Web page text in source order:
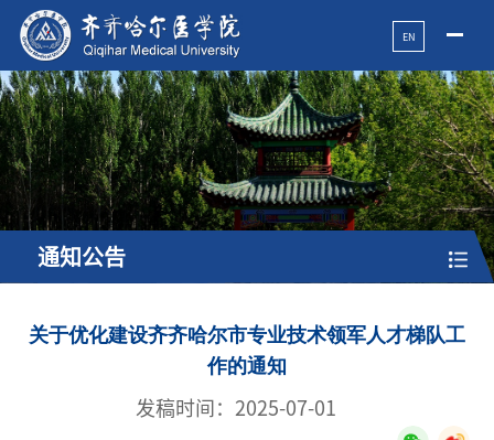
EN
通知公告
关于优化建设齐齐哈尔市专业技术领军人才梯队工
作的通知
发稿时间：2025-07-01